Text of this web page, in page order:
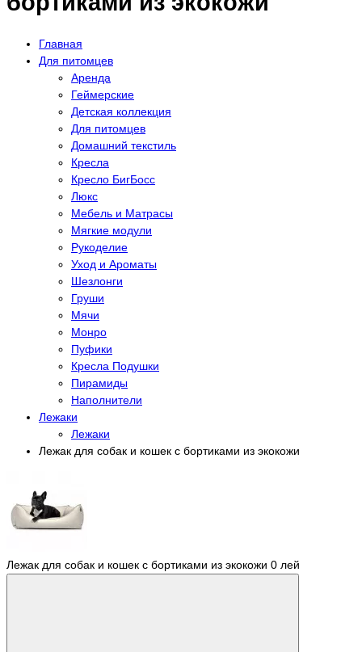
Главная
Для питомцев
Аренда
Геймерские
Детская коллекция
Для питомцев
Домашний текстиль
Кресла
Кресло БигБосс
Люкс
Мебель и Матрасы
Мягкие модули
Рукоделие
Уход и Ароматы
Шезлонги
Груши
Мячи
Монро
Пуфики
Кресла Подушки
Пирамиды
Наполнители
Лежаки
Лежаки
Лежак для собак и кошек с бортиками из экокожи
Лежак для собак и кошек с бортиками из экокожи 0 лей